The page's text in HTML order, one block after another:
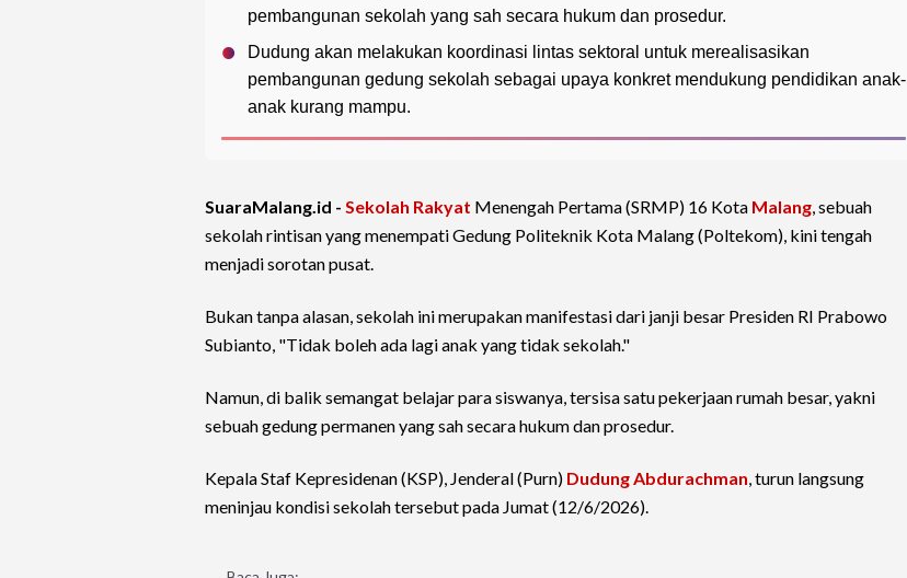
pembangunan sekolah yang sah secara hukum dan prosedur.
Dudung akan melakukan koordinasi lintas sektoral untuk merealisasikan
pembangunan gedung sekolah sebagai upaya konkret mendukung pendidikan anak-
anak kurang mampu.
SuaraMalang.id - Sekolah Rakyat Menengah Pertama (SRMP) 16 Kota Malang, sebuah
sekolah rintisan yang menempati Gedung Politeknik Kota Malang (Poltekom), kini tengah
menjadi sorotan pusat.
Bukan tanpa alasan, sekolah ini merupakan manifestasi dari janji besar Presiden RI Prabowo
Subianto, "Tidak boleh ada lagi anak yang tidak sekolah."
Namun, di balik semangat belajar para siswanya, tersisa satu pekerjaan rumah besar, yakni
sebuah gedung permanen yang sah secara hukum dan prosedur.
Kepala Staf Kepresidenan (KSP), Jenderal (Purn) Dudung Abdurachman, turun langsung
meninjau kondisi sekolah tersebut pada Jumat (12/6/2026).